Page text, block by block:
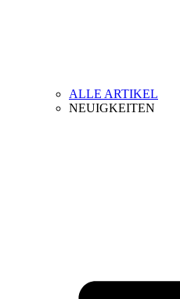
ALLE ARTIKEL
NEUIGKEITEN